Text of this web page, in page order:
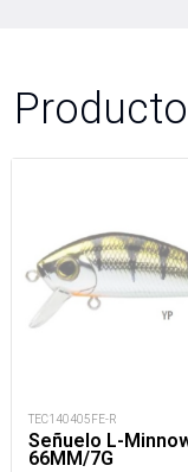
TEC140405FE-R
Señuelo L-
66MM/7G